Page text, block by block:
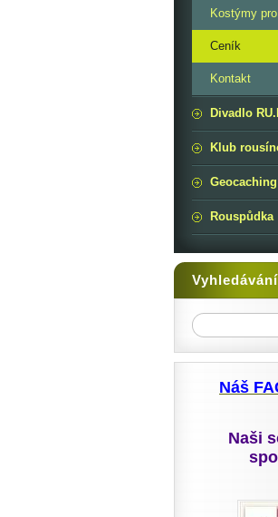
Kostýmy
Ceník
Kontakt
Divadlo
Klub
Rouspůdka
Vyhledávání
Náš
Naši